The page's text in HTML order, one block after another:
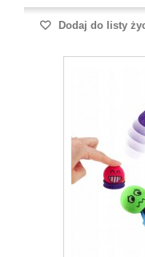
Dodaj do listy